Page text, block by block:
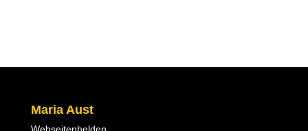
Maria Aust